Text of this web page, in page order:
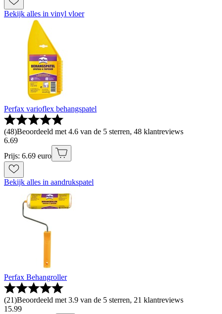
Bekijk alles in vinyl vloer
Perfax varioflex behangspatel
(48)Beoordeeld met 4.6 van de 5 sterren, 48 klantreviews
6.69
Prijs: 6.69 euro
Bekijk alles in aandrukspatel
Perfax Behangroller
(21)Beoordeeld met 3.9 van de 5 sterren, 21 klantreviews
15.99